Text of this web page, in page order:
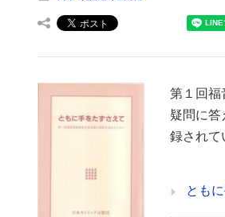
第１回福
疑問に答
録されて
とも